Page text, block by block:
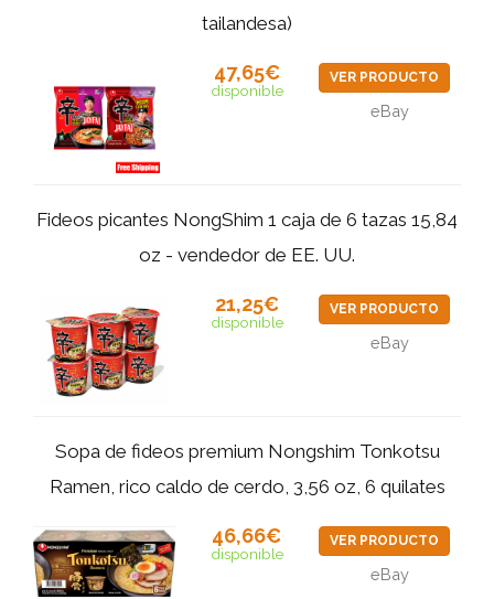
tailandesa)
47,65€
disponible
VER PRODUCTO
eBay
Fideos picantes NongShim 1 caja de 6 tazas 15,84
oz - vendedor de EE. UU.
21,25€
disponible
VER PRODUCTO
eBay
Sopa de fideos premium Nongshim Tonkotsu
Ramen, rico caldo de cerdo, 3,56 oz, 6 quilates
46,66€
disponible
VER PRODUCTO
eBay